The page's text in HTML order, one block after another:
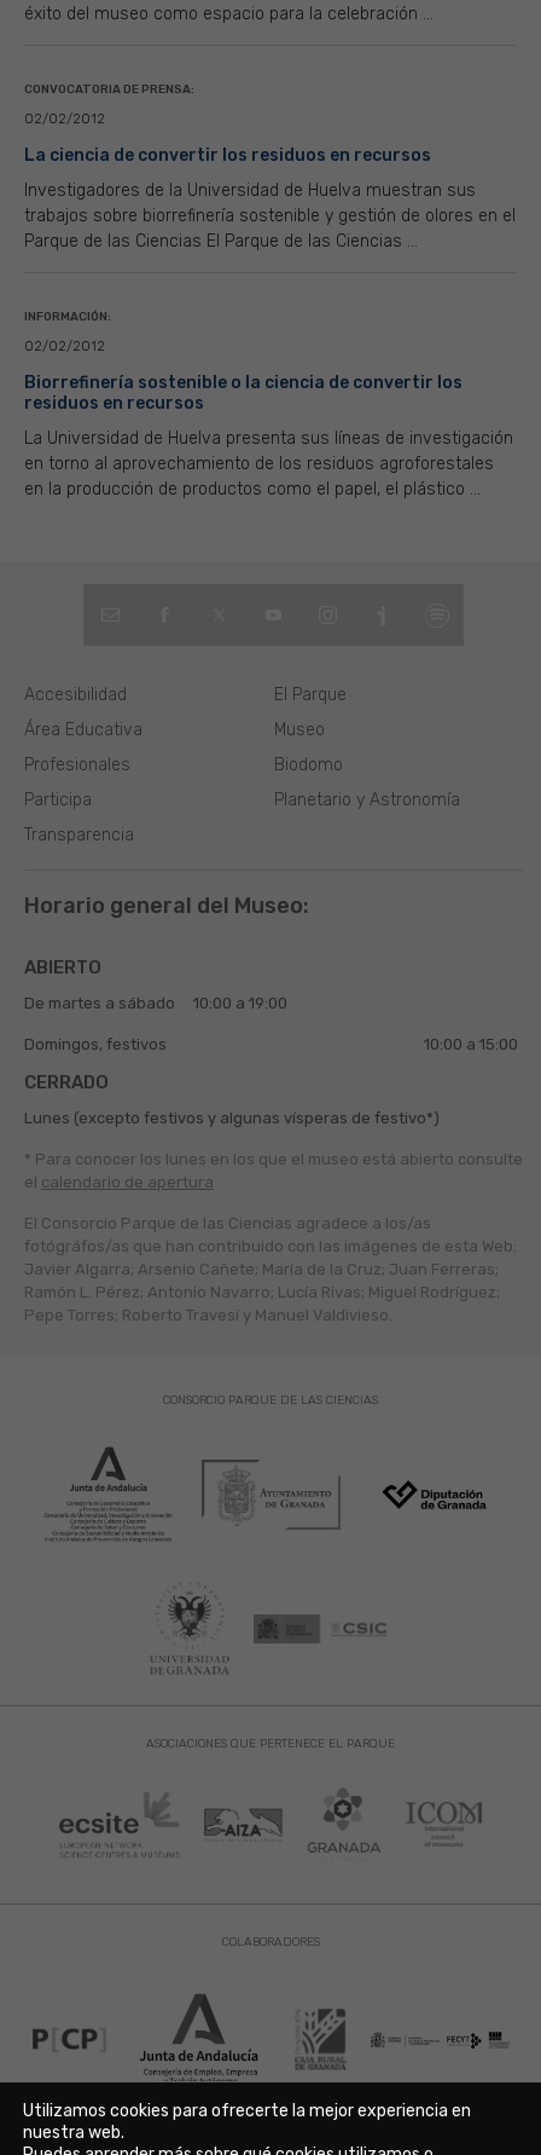
éxito del museo como espacio para la celebración ...
CONVOCATORIA DE PRENSA:
02/02/2012
La ciencia de convertir los residuos en recursos
Investigadores de la Universidad de Huelva muestran sus
trabajos sobre biorrefinería sostenible y gestión de olores en el
Parque de las Ciencias El Parque de las Ciencias ...
INFORMACIÓN:
02/02/2012
Biorrefinería sostenible o la ciencia de convertir los
residuos en recursos
La Universidad de Huelva presenta sus líneas de investigación
en torno al aprovechamiento de los residuos agroforestales
en la producción de productos como el papel, el plástico ...
El Parque
Museo
Biodomo
Planetario y Astronomía
Área Educativa
Profesionales
Participa
Transparencia
Accesibilidad
Horario general del Museo:
ABIERTO
De martes a sábado 10:00 a 19:00
Domingos, festivos 10:00 a 15:00
CERRADO
Lunes (excepto festivos y algunas vísperas de festivo*)
* Para conocer los lunes en los que el museo está abierto consulte
el calendario de apertura
El Consorcio Parque de las Ciencias agradece a los/as
fotógráfos/as que han contribuido con las imágenes de esta Web:
Javier Algarra; Arsenio Cañete; María de la Cruz; Juan Ferreras;
Ramón L. Pérez; Antonio Navarro; Lucía Rivas; Miguel Rodríguez;
Pepe Torres; Roberto Travesí y Manuel Valdivieso.
ASOCIACIONES QUE PERTENECE EL PARQUE
CONSORCIO PARQUE DE LAS CIENCIAS
COLABORADORES
Utilizamos cookies para ofrecerte la mejor experiencia en
nuestra web.